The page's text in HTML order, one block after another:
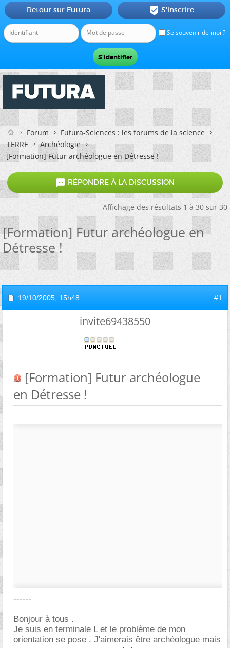
Se souvenir de moi ?
Retour sur Futura  S'inscrire
Forum
Futura-Sciences : les forums de la science
TERRE
Archéologie
[Formation] Futur archéologue en Détresse !
 RÉPONDRE À LA DISCUSSION
Affichage des résultats 1 à 30 sur 30
[Formation] Futur archéologue en
Détresse !
19/10/2005, 15h48 #1
invite69438550
[Formation] Futur archéologue
en Détresse !
------
Bonjour à tous .
Je suis en terminale L et le problème de mon
orientation se pose . J'aimerais être archéologue mais